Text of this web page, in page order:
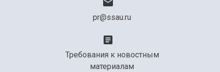
pr@ssau.ru
Требования к новостным
материалам